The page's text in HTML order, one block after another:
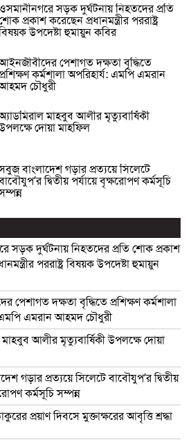
সড়ক দুর্ঘটনায় নিহতদের প্রতি
প্রকাশ করেছেন প্রধানমন্ত্রীর পররাষ্ট্র
উপদেষ্টা হুমায়ুন কবির
পেশাগত দক্ষতা বৃদ্ধিতে
কর্মশালা অপরিহার্য: এমপি এমরান
চৌধুরী
মাহবুব আলীর মৃত্যুবার্ষিকী
দোয়া মাহফিল
বাংলাদেশ গড়ার প্রত্যয়ে সিলেটে
দ্বিতীয় পর্যায়ে বৃক্ষরোপণ কর্মসূচি
সড়ক দুর্ঘটনায় নিহতদের প্রতি শোক প্রকাশ
পররাষ্ট্র বিষয়ক উপদেষ্টা হুমায়ুন
পেশাগত দক্ষতা বৃদ্ধিতে প্রশিক্ষণ কর্মশালা
এমপি এমরান আহমদ চৌধুরী
মাহবুব আলীর মৃত্যুবার্ষিকী উপলক্ষে দোয়া
গড়ার প্রত্যয়ে সিলেটে বাবৌযুপ’র দ্বিতীয়
কর্মসূচি সম্পন্ন
প্রয়াণ দিবসে মুক্তাক্ষরের আবৃত্তি শ্রদ্ধা